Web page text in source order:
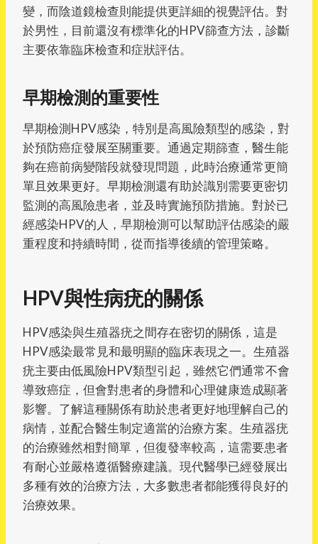
變，而陰道鏡檢查則能提供更詳細的視覺評估。對
於男性，目前還沒有標準化的HPV篩查方法，診斷
主要依靠臨床檢查和症狀評估。
早期檢測的重要性
早期檢測HPV感染，特別是高風險類型的感染，對
於預防癌症發展至關重要。通過定期篩查，醫生能
夠在癌前病變階段就發現問題，此時治療通常更簡
單且效果更好。早期檢測還有助於識別需要更密切
監測的高風險患者，並及時實施預防措施。對於已
經感染HPV的人，早期檢測可以幫助評估感染的嚴
重程度和持續時間，從而指導後續的管理策略。
HPV與性病疣的關係
HPV感染與生殖器疣之間存在密切的關係，這是
HPV感染最常見和最明顯的臨床表現之一。生殖器
疣主要由低風險HPV類型引起，雖然它們通常不會
導致癌症，但會對患者的身體和心理健康造成顯著
影響。了解這種關係有助於患者更好地理解自己的
病情，並配合醫生制定適當的治療方案。生殖器疣
的治療雖然相對簡單，但復發率較高，這需要患者
有耐心並嚴格遵循醫療建議。現代醫學已經發展出
多種有效的治療方法，大多數患者都能獲得良好的
治療效果。